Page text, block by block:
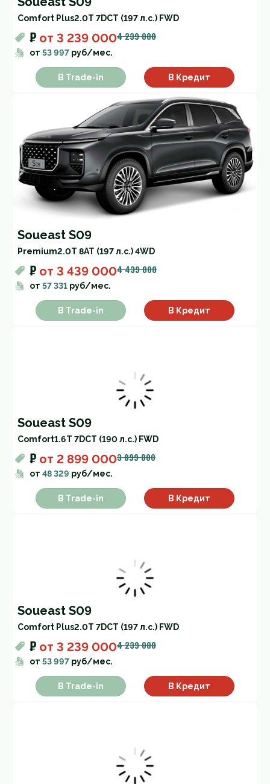
Comfort Plus2.0T 7DCT (197 л.с.) FWD
₽ от 3 239 0004 239 000
от 53 997 руб/мес.
В Trade-in В Кредит
Soueast S09
Premium2.0T 8AT (197 л.с.) 4WD
₽ от 3 439 0004 439 000
от 57 331 руб/мес.
В Trade-in В Кредит
Soueast S09
Comfort1.6T 7DCT (190 л.с.) FWD
₽ от 2 899 0003 899 000
от 48 329 руб/мес.
В Trade-in В Кредит
Soueast S09
Comfort Plus2.0T 7DCT (197 л.с.) FWD
₽ от 3 239 0004 239 000
от 53 997 руб/мес.
В Trade-in В Кредит